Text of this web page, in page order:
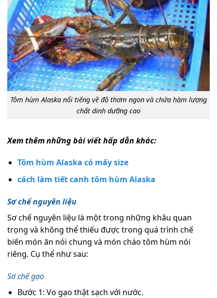
Tôm hùm Alaska nổi tiếng về độ thơm ngon và chứa hàm lượng
chất dinh dưỡng cao
Xem thêm những bài viết hấp dẫn khác:
Tôm hùm Alaska có mấy size
cách làm tiết canh tôm hùm Alaska
Sơ chế nguyên liệu
Sơ chế nguyên liệu là một trong những khâu quan
trọng và không thể thiếu được trong quá trình chế
biến món ăn nói chung và món cháo tôm hùm nói
riêng. Cụ thể như sau:
Sơ chế gạo
Bước 1: Vo gạo thật sạch với nước.